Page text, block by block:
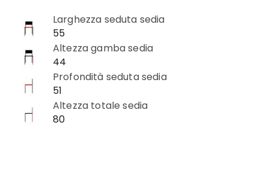
Larghezza seduta sedia
55
Altezza gamba sedia
44
Profondità seduta sedia
51
Altezza totale sedia
80